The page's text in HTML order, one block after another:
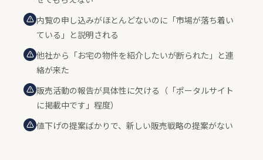
内覧の申し込みがほとんどないのに「市場が落ち着い
ている」と説明される
他社から「お宅の物件を紹介したいが断られた」と連
絡が来た
販売活動の報告が具体性に欠ける（「ポータルサイト
に掲載中です」程度）
値下げの提案ばかりで、新しい販売戦略の提案がない